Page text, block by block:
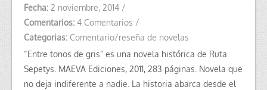
Fecha: 2 noviembre, 2014 /
Comentarios: 4 Comentarios /
Categorias: Comentario/reseña de novelas
“Entre tonos de gris” es una novela histórica de Ruta
Sepetys. MAEVA Ediciones, 2011, 283 páginas. Novela que
no deja indiferente a nadie. La historia abarca desde el